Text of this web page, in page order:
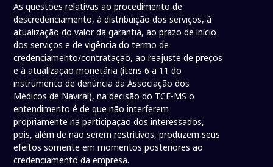
As questões relativas ao procedimento de
descredenciamento, à distribuição dos serviços, à
atualização do valor da garantia, ao prazo de início
dos serviços e de vigência do termo de
credenciamento/contratação, ao reajuste de preços
e à atualização monetária (itens 6 a 11 do
instrumento de denúncia da Associação dos
Médicos de Naviraí), na decisão do TCE-MS o
entendimento é de que não interferem
propriamente na participação dos interessados,
pois, além de não serem restritivos, produzem seus
efeitos somente em momentos posteriores ao
credenciamento da empresa.